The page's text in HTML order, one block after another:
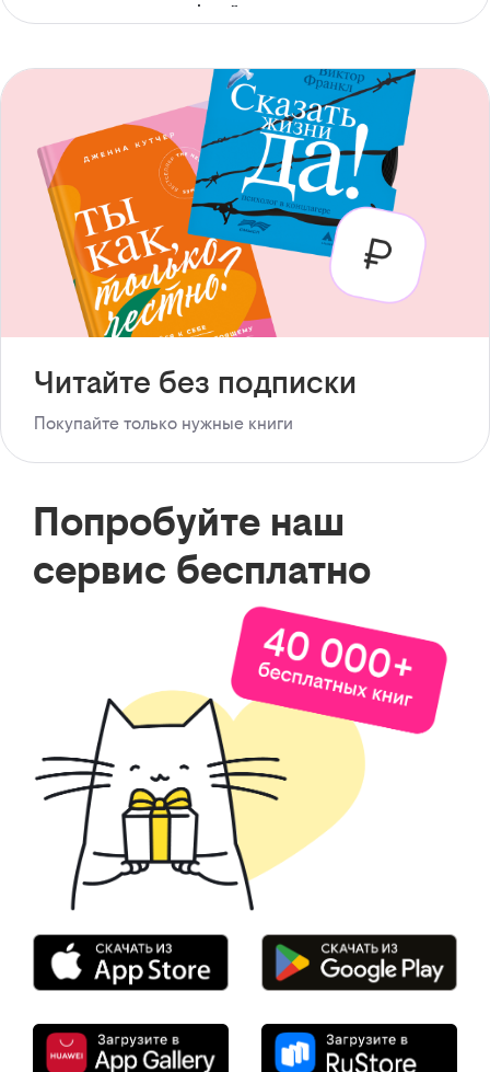
с доступом офлайн
Читайте без подписки
Покупайте только нужные книги
Попробуйте наш
сервис бесплатно